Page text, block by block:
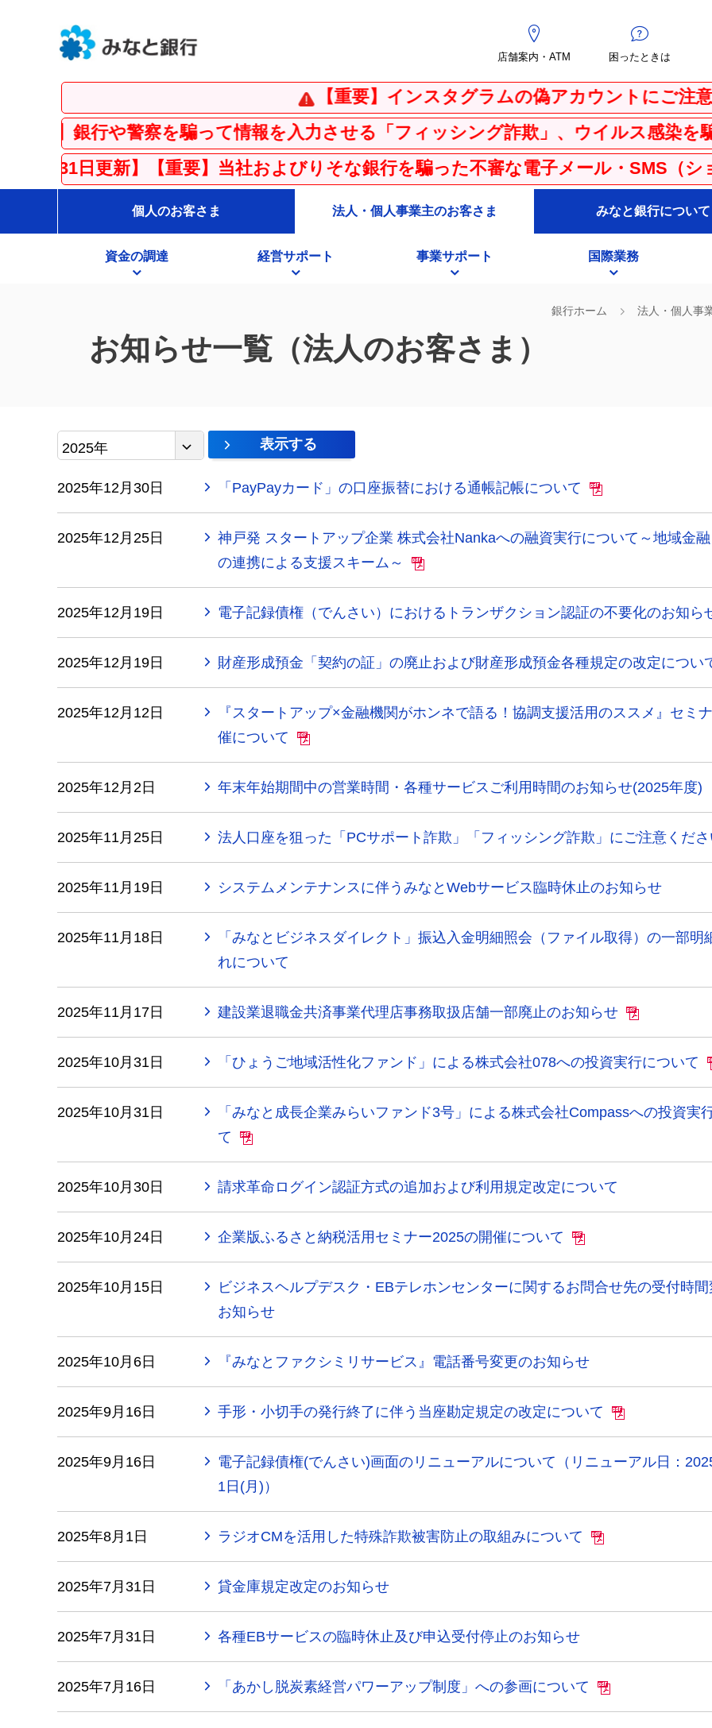
店舗案内・ATM 困ったときは
【重要】インスタグラムの偽アカウントにご注意ください
察を騙って情報を入力させる「フィッシング詐欺」、ウイルス感染を騙る「ＰＣサポ
【重要】当社およびりそな銀行を騙った不審な電子メール・SMS（ショートメッセー
個人のお客さま 法人・個人事業主のお客さま みなと銀行について
資金の調達 経営サポート 事業サポート 国際業務
銀行ホーム 法人・個人事
お知らせ一覧（法人のお客さま）
2025年 表示する
2025年12月30日 「PayPayカード」の口座振替における通帳記帳について
2025年12月25日
神戸発 スタートアップ企業 株式会社Nankaへの融資実行について～地域金
の連携による支援スキーム～
2025年12月19日 電子記録債権（でんさい）におけるトランザクション認証の不要化のお知ら
2025年12月19日 財産形成預金「契約の証」の廃止および財産形成預金各種規定の改定につい
2025年12月12日
『スタートアップ×金融機関がホンネで語る！協調支援活用のススメ』セミ
催について
2025年12月2日 年末年始期間中の営業時間・各種サービスご利用時間のお知らせ(2025年度)
2025年11月25日 法人口座を狙った「PCサポート詐欺」「フィッシング詐欺」にご注意くだ
2025年11月19日 システムメンテナンスに伴うみなとWebサービス臨時休止のお知らせ
2025年11月18日
「みなとビジネスダイレクト」振込入金明細照会（ファイル取得）の一部明
れについて
2025年11月17日 建設業退職金共済事業代理店事務取扱店舗一部廃止のお知らせ
2025年10月31日 「ひょうご地域活性化ファンド」による株式会社078への投資実行について
2025年10月31日
「みなと成長企業みらいファンド3号」による株式会社Compassへの投資実
て
2025年10月30日 請求革命ログイン認証方式の追加および利用規定改定について
2025年10月24日 企業版ふるさと納税活用セミナー2025の開催について
2025年10月15日
ビジネスヘルプデスク・EBテレホンセンターに関するお問合せ先の受付時
お知らせ
2025年10月6日 『みなとファクシミリサービス』電話番号変更のお知らせ
2025年9月16日 手形・小切手の発行終了に伴う当座勘定規定の改定について
2025年9月16日
電子記録債権(でんさい)画面のリニューアルについて（リニューアル日：
1日(月)）
2025年8月1日 ラジオCMを活用した特殊詐欺被害防止の取組みについて
2025年7月31日 貸金庫規定改定のお知らせ
2025年7月31日 各種EBサービスの臨時休止及び申込受付停止のお知らせ
2025年7月16日 「あかし脱炭素経営パワーアップ制度」への参画について